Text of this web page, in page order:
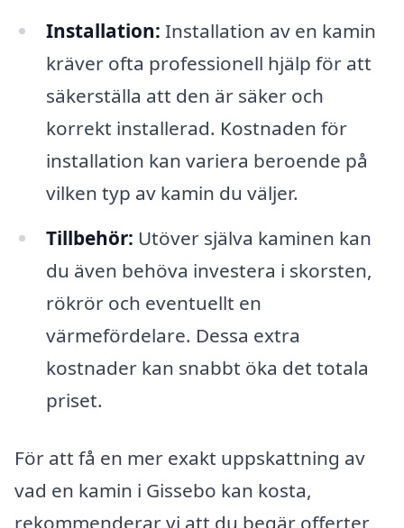
Installation: Installation av en kamin
kräver ofta professionell hjälp för att
säkerställa att den är säker och
korrekt installerad. Kostnaden för
installation kan variera beroende på
vilken typ av kamin du väljer.
Tillbehör: Utöver själva kaminen kan
du även behöva investera i skorsten,
rökrör och eventuellt en
värmefördelare. Dessa extra
kostnader kan snabbt öka det totala
priset.
För att få en mer exakt uppskattning av
vad en kamin i Gissebo kan kosta,
rekommenderar vi att du begär offerter